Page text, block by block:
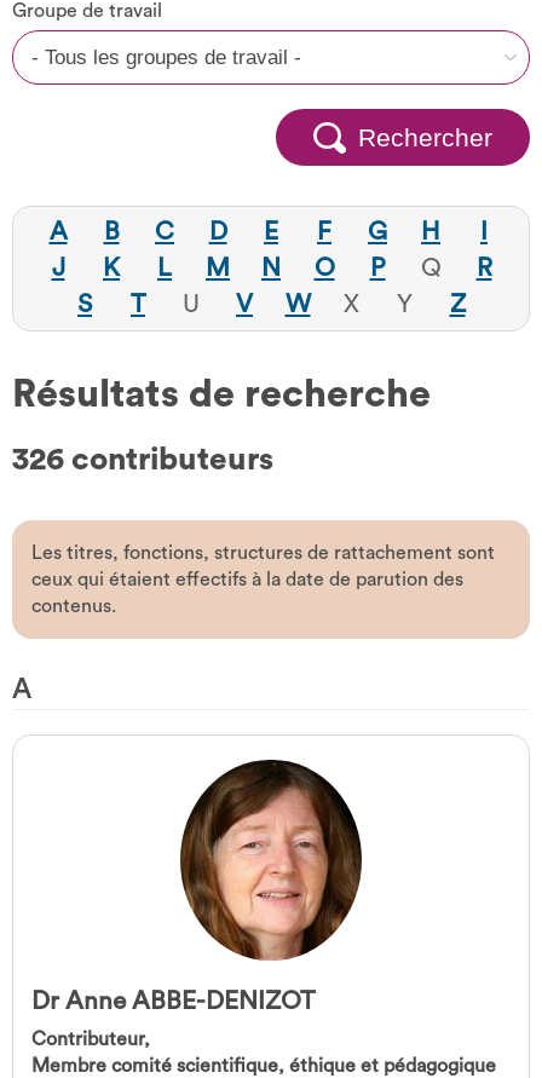
Groupe de travail
Rechercher
A B C D E F G H
J
K L M N O P Q
R
S
T U V W X Y Z
Résultats de recherche
326 contributeurs
Les titres, fonctions, structures de rattachement sont
ceux qui étaient effectifs à la date de parution des
contenus.
A
Dr Anne ABBE-DENIZOT
Contributeur,
Membre comité scientifique, éthique et pédagogique